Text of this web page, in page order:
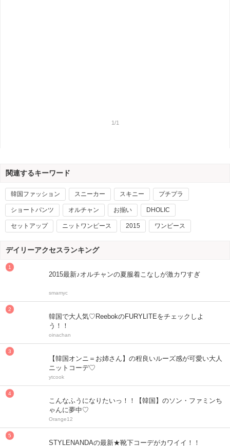
1/1
関連するキーワード
韓国ファッション スニーカー スキニー プチプラ
ショートパンツ オルチャン お揃い DHOLIC
セットアップ ニットワンピース 2015 ワンピース
デイリーアクセスランキング
2015最新♪オルチャンの夏服着こなしが激カワすぎ
smamyc
韓国で大人気♡ReebokのFURYLITEをチェックしよ
う！！
oinachan
【韓国オンニ＝お姉さん】の程良いルーズ感が可愛い大人
ニットコーデ♡
ytcook
こんなふうになりたいっ！！【韓国】のソン・ファミンち
ゃんに夢中♡
Orange12
STYLENANDAの最新★靴下コーデがカワイイ！！